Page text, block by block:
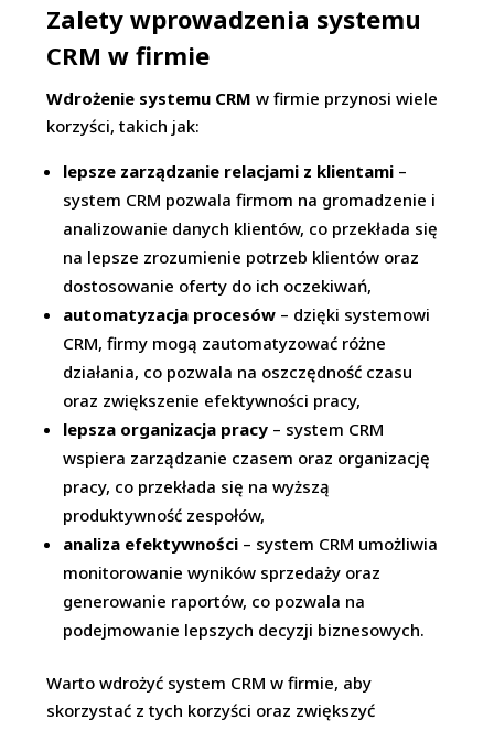
Zalety wprowadzenia systemu
CRM w firmie
Wdrożenie systemu CRM w firmie przynosi wiele
korzyści, takich jak:
lepsze zarządzanie relacjami z klientami –
system CRM pozwala firmom na gromadzenie i
analizowanie danych klientów, co przekłada się
na lepsze zrozumienie potrzeb klientów oraz
dostosowanie oferty do ich oczekiwań,
automatyzacja procesów – dzięki systemowi
CRM, firmy mogą zautomatyzować różne
działania, co pozwala na oszczędność czasu
oraz zwiększenie efektywności pracy,
lepsza organizacja pracy – system CRM
wspiera zarządzanie czasem oraz organizację
pracy, co przekłada się na wyższą
produktywność zespołów,
analiza efektywności – system CRM umożliwia
monitorowanie wyników sprzedaży oraz
generowanie raportów, co pozwala na
podejmowanie lepszych decyzji biznesowych.
Warto wdrożyć system CRM w firmie, aby
skorzystać z tych korzyści oraz zwiększyć